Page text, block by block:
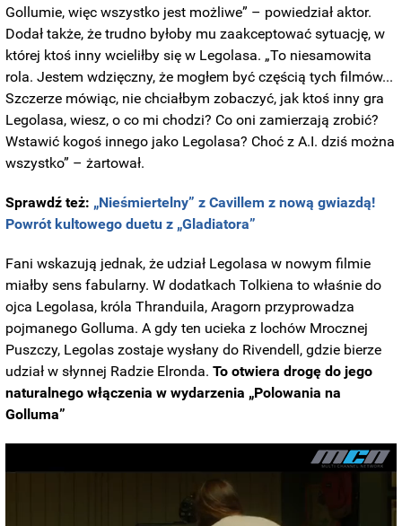
Gollumie, więc wszystko jest możliwe” – powiedział aktor.
Dodał także, że trudno byłoby mu zaakceptować sytuację, w
której ktoś inny wcieliłby się w Legolasa. „To niesamowita
rola. Jestem wdzięczny, że mogłem być częścią tych filmów...
Szczerze mówiąc, nie chciałbym zobaczyć, jak ktoś inny gra
Legolasa, wiesz, o co mi chodzi? Co oni zamierzają zrobić?
Wstawić kogoś innego jako Legolasa? Choć z A.I. dziś można
wszystko” – żartował.
Sprawdź też: „Nieśmiertelny” z Cavillem z nową gwiazdą!
Powrót kultowego duetu z „Gladiatora”
Fani wskazują jednak, że udział Legolasa w nowym filmie
miałby sens fabularny. W dodatkach Tolkiena to właśnie do
ojca Legolasa, króla Thranduila, Aragorn przyprowadza
pojmanego Golluma. A gdy ten ucieka z lochów Mrocznej
Puszczy, Legolas zostaje wysłany do Rivendell, gdzie bierze
udział w słynnej Radzie Elronda.To otwiera drogę do jego
naturalnego włączenia w wydarzenia „Polowania na
Golluma”